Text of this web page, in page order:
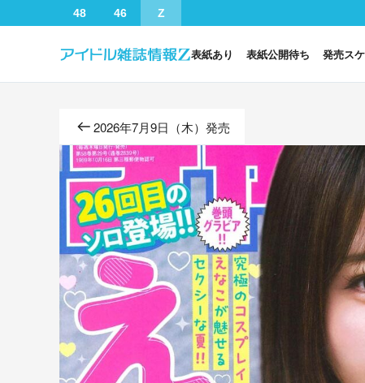
48 46 Z
表紙あり 表紙公開待ち 発売ス
2026年7月9日（木）発売